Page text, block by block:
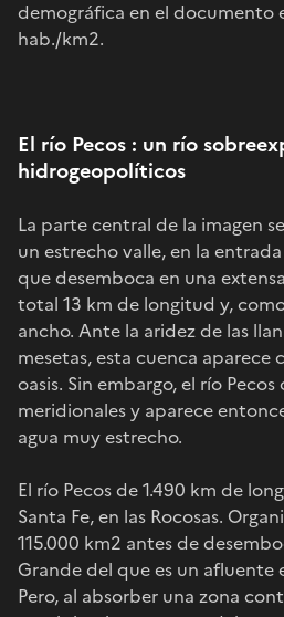
demográfica en el documento
hab./km2.
El río Pecos : un río
hidrogeopolíticos
La parte central de la imagen
un estrecho valle, en la
que desemboca en una
total 13 km de longitud y,
ancho. Ante la aridez de las
mesetas, esta cuenca aparece
oasis. Sin embargo, el río
meridionales y aparece
agua muy estrecho.
El río Pecos de 1.490 km de
Santa Fe, en las Rocosas.
115.000 km2 antes de
Grande del que es un afluente
Pero, al absorber una zona